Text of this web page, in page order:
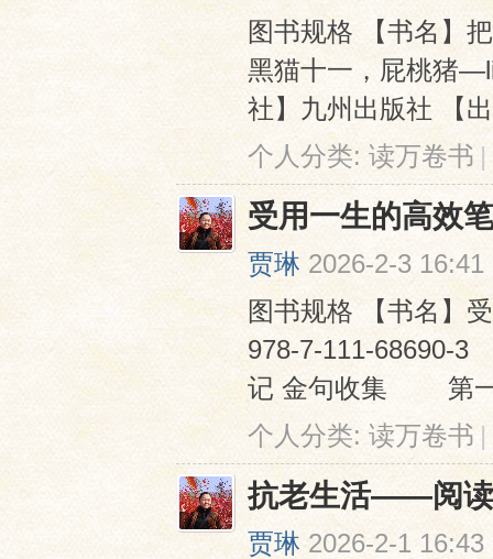
图书规格 【书名】
黑猫十一，屁桃猪
社】九州出版社 【
个人分类: 读万卷书 |
受用一生的高效
贾琳 2026-2-3 16:41
图书规格 【书名】
978-7-111-68690-3
记 金句收集 第一
个人分类: 读万卷书 |
抗老生活——阅
贾琳 2026-2-1 16:43